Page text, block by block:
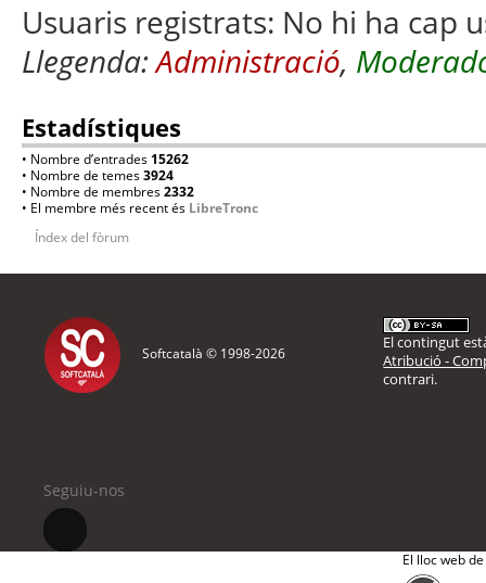
Usuaris registrats: No hi ha cap
Llegenda:Administració,
Estadístiques
• Nombre d’entrades 15262
• Nombre de temes3924
• Nombre de membres2332
• El membre més recent és LibreTronc
Índex del fòrum
Softcatalà © 1998-2026
El contingut
Atribució -
contrari.
Seguiu-nos
El lloc web